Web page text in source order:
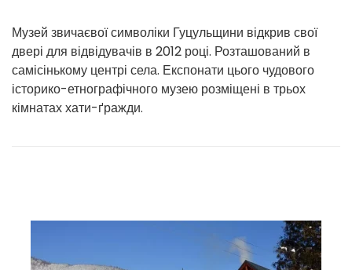
Музей звичаєвої символіки Гуцульщини відкрив свої
двері для відвідувачів в 2012 році. Розташований в
самісінькому центрі села. Експонати цього чудового
історико-етнографічного музею розміщені в трьох
кімнатах хати-ґражди.